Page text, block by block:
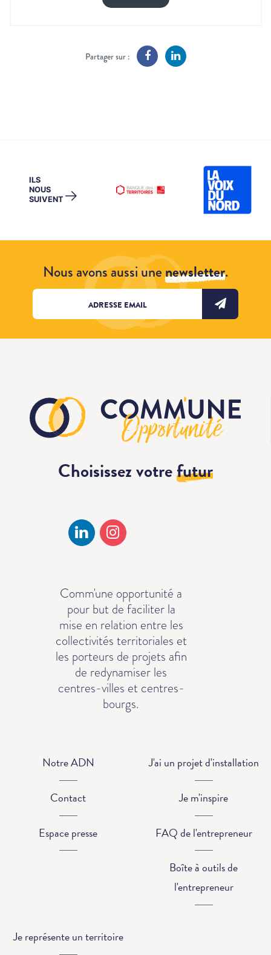
Partager sur :
ILS
NOUS
SUIVENT →
Nous avons aussi unenewsletter.
Choisissez votrefutur
Comm'une opportunité a
pour but de faciliter la
mise en relation entre les
collectivités territoriales et
les porteurs de projets afin
de redynamiser les
centres-villes et centres-
bourgs.
Notre ADN
Contact
Espace presse
J'ai un projet d'installation
Je m'inspire
FAQ de l'entrepreneur
Boîte à outils de
l'entrepreneur
Je représente un territoire